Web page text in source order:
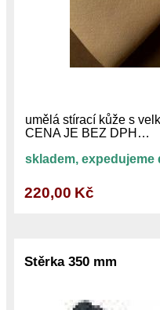
umělá stírací kůže s
CENA JE BEZ DPH…
skladem, expedujeme
220,00 Kč
Stěrka 350 mm